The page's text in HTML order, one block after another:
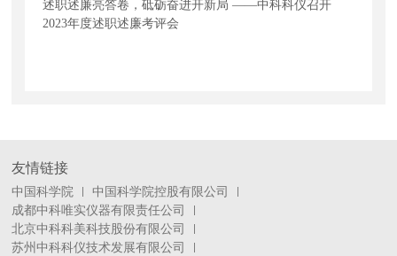
述职述廉亮答卷，砥砺奋进开新局 ——中科科仪召开
2023年度述职述廉考评会
友情链接
中国科学院
中国科学院控股有限公司
成都中科唯实仪器有限责任公司
北京中科科美科技股份有限公司
苏州中科科仪技术发展有限公司